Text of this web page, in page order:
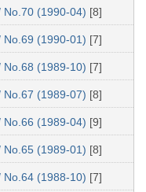
No.70 (1990-04) [8]
No.69 (1990-01) [7]
No.68 (1989-10) [7]
No.67 (1989-07) [8]
No.66 (1989-04) [9]
No.65 (1989-01) [8]
No.64 (1988-10) [7]